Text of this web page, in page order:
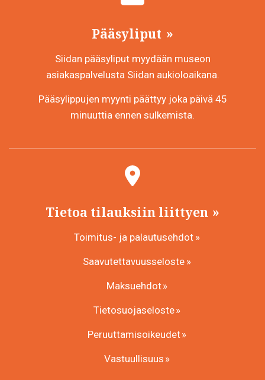
Pääsyliput
Siidan pääsyliput myydään museon
asiakaspalvelusta Siidan aukioloaikana.
Pääsylippujen myynti päättyy joka päivä 45
minuuttia ennen sulkemista.
Tietoa tilauksiin liittyen
Toimitus- ja palautusehdot
Saavutettavuusseloste
Maksuehdot
Tietosuojaseloste
Peruuttamisoikeudet
Vastuullisuus